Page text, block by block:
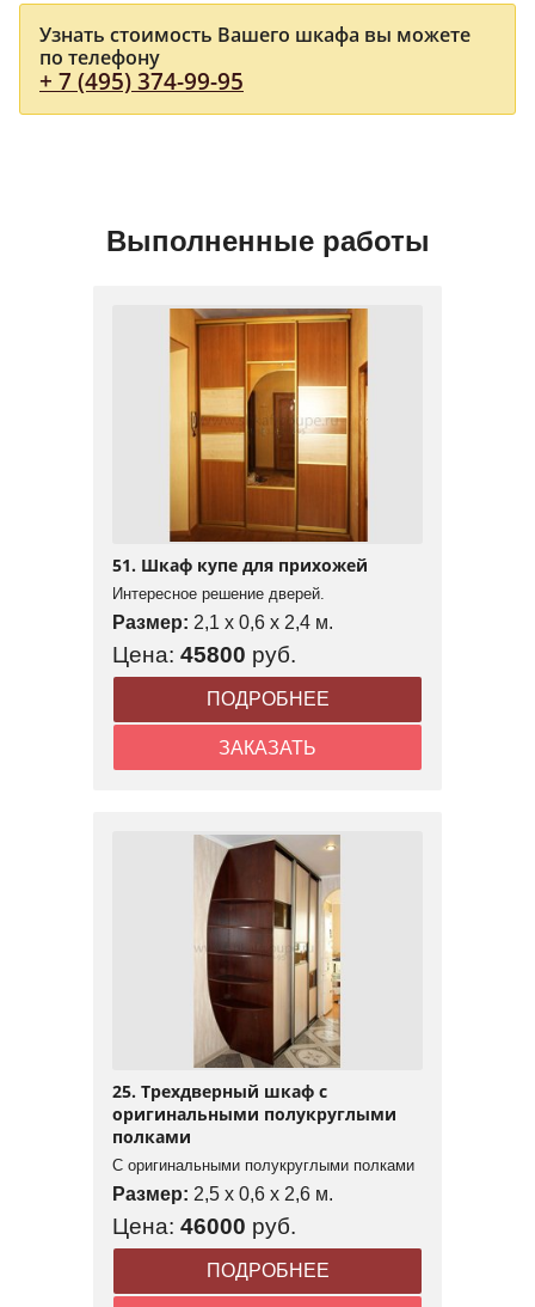
Узнать стоимость Вашего шкафа вы можете
по телефону
+ 7 (495) 374-99-95
Выполненные работы
51. Шкаф купе для прихожей
Интересное решение дверей.
Размер: 2,1 x 0,6 x 2,4 м.
Цена: 45800 руб.
ПОДРОБНЕЕ
ЗАКАЗАТЬ
25. Трехдверный шкаф с
оригинальными полукруглыми
полками
С оригинальными полукруглыми полками
Размер: 2,5 x 0,6 x 2,6 м.
Цена: 46000 руб.
ПОДРОБНЕЕ